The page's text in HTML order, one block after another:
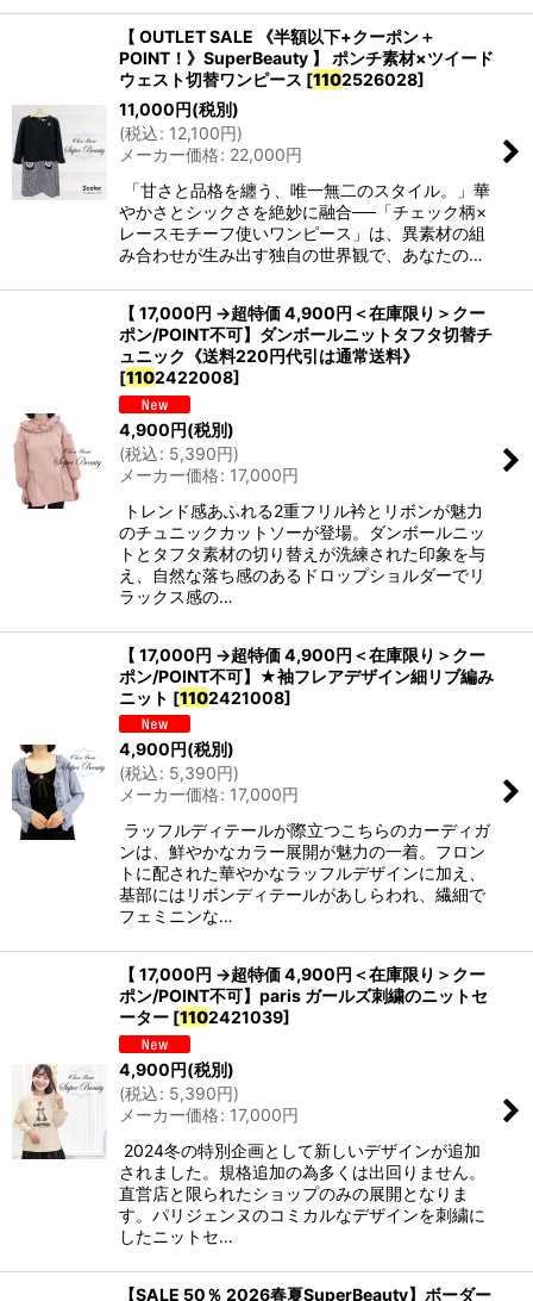
【 OUTLET SALE 《半額以下+クーポン＋
POINT！》SuperBeauty 】 ポンチ素材×ツイード
ウェスト切替ワンピース [1102526028]
11,000円(税別)
(税込: 12,100円)
メーカー価格: 22,000円
「甘さと品格を纏う、唯一無二のスタイル。」華
やかさとシックさを絶妙に融合──「チェック柄×
レースモチーフ使いワンピース」は、異素材の組
み合わせが生み出す独自の世界観で、あなたの…
【 17,000円 →超特価 4,900円＜在庫限り＞クー
ポン/POINT不可】ダンボールニットタフタ切替チ
ュニック《送料220円代引は通常送料》
[1102422008]
4,900円(税別)
(税込: 5,390円)
メーカー価格: 17,000円
トレンド感あふれる2重フリル衿とリボンが魅力
のチュニックカットソーが登場。ダンボールニッ
トとタフタ素材の切り替えが洗練された印象を与
え、自然な落ち感のあるドロップショルダーでリ
ラックス感の…
【 17,000円 →超特価 4,900円＜在庫限り＞クー
ポン/POINT不可】★袖フレアデザイン細リブ編み
ニット [1102421008]
4,900円(税別)
(税込: 5,390円)
メーカー価格: 17,000円
ラッフルディテールが際立つこちらのカーディガ
ンは、鮮やかなカラー展開が魅力の一着。フロン
トに配された華やかなラッフルデザインに加え、
基部にはリボンディテールがあしらわれ、繊細で
フェミニンな…
【 17,000円 →超特価 4,900円＜在庫限り＞クー
ポン/POINT不可】paris ガールズ刺繍のニットセ
ーター [1102421039]
4,900円(税別)
(税込: 5,390円)
メーカー価格: 17,000円
2024冬の特別企画として新しいデザインが追加
されました。規格追加の為多くは出回りません。
直営店と限られたショップのみの展開となりま
す。パリジェンヌのコミカルなデザインを刺繍に
したニットセ…
【SALE 50％ 2026春夏SuperBeauty】ボーダー